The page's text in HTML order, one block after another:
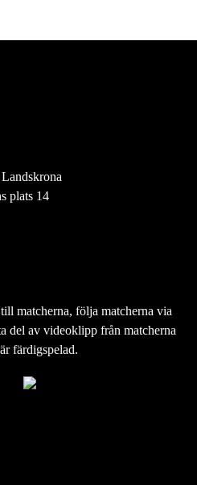
plats 14
matcherna, följa matcherna via
del av videoklipp från matcherna
färdigspelad.